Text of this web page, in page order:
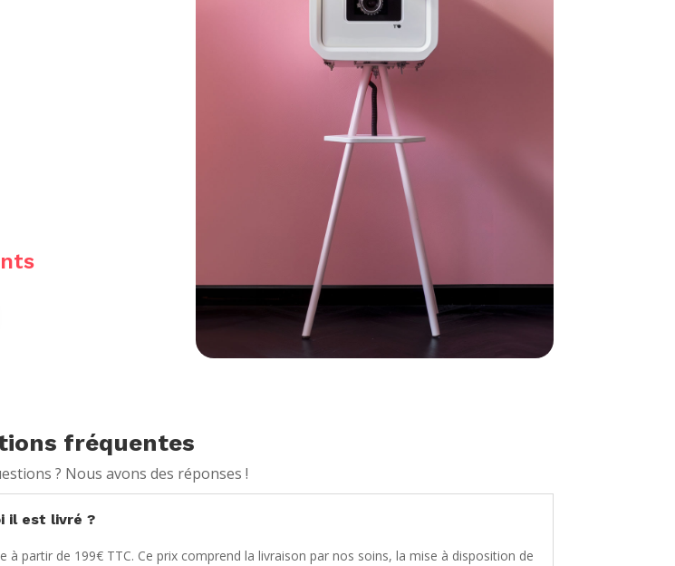
fréquentes
? Nous avons des réponses !
il est livré ?
partir de 199€ TTC. Ce prix comprend la livraison par nos soins, la mise à disposition de